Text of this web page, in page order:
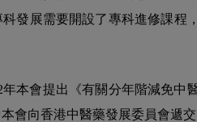
發展需要開設了專科進修課
本會提出《有關分年階減免
會向香港中醫藥發展委員會遞